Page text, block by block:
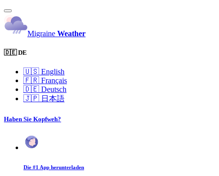
Migraine Weather
🇩🇪 DE
🇺🇸 English
🇫🇷 Français
🇩🇪 Deutsch
🇯🇵 日本語
Haben Sie Kopfweh?
Die #1 App herunterladen